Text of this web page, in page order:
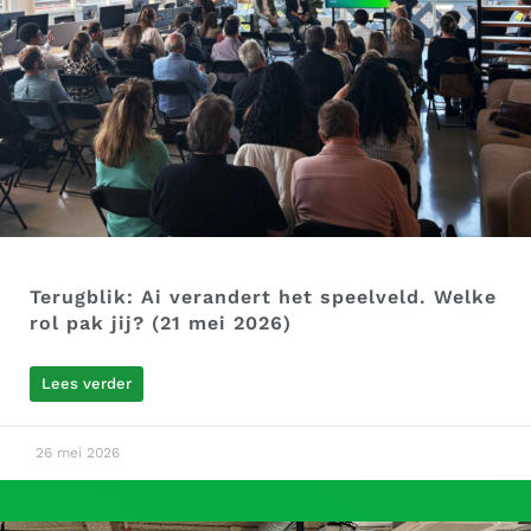
Terugblik: Ai verandert het speelveld. Welke
rol pak jij? (21 mei 2026)
Lees verder
26 mei 2026